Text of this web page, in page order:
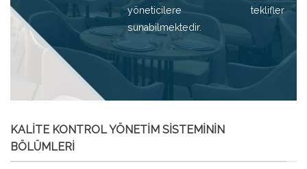
yöneticilere teklifler
sunabilmektedir.
KALİTE KONTROL YÖNETİM SİSTEMİNİN
BÖLÜMLERİ